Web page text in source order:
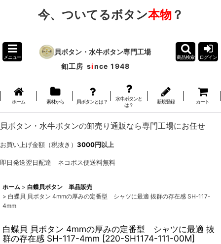
今、ついてるボタン本物？
メニュー
貝ボタン・水牛ボタン専門工場
釦工房 since 1948
商品検索 ログイン
ホーム 素材から 貝ボタンとは？
水牛ボタンと
は？
新規登録 カート
貝ボタン・水牛ボタンの卸売り通販なら専門工場にお任せ
お買い上げ金額（税抜き） 3000円以上
即日発送翌日配達 ネコポス便送料無料
ホーム > 白蝶貝ボタン 単品販売
> 白蝶貝 貝ボタン 4mmの厚みの定番型 シャツに最適 抜群の存在感 SH-117-
4mm
白蝶貝 貝ボタン 4mmの厚みの定番型 シャツに最適 抜
群の存在感 SH-117-4mm [220-SH1174-111-00M]